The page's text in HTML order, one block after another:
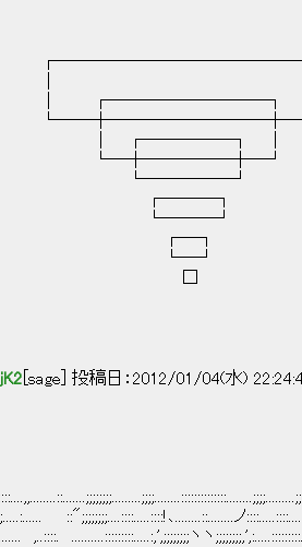
│
[sage] 投稿日：2012/01/04(水)
､........::........ノ
ヽヽ